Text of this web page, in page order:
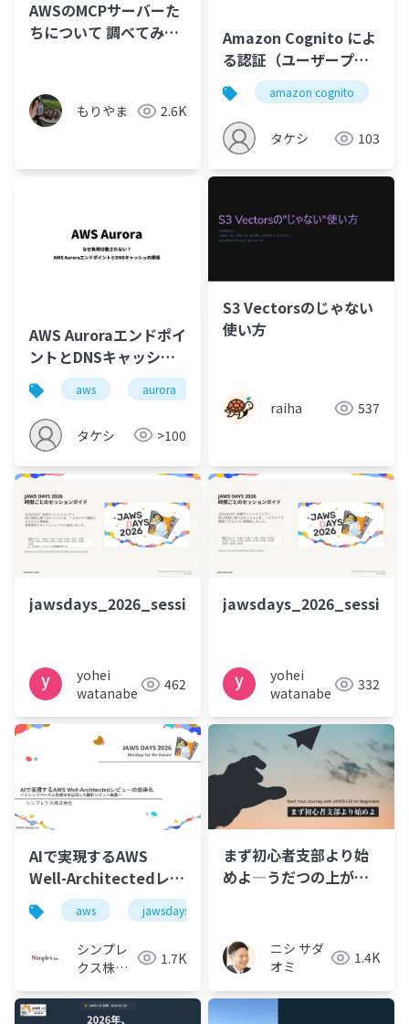
AWSのMCPサーバーた
ちについて 調べてみ
もりやま 2.6K
Amazon Cognito によ
る認証（ユーザープー
ル）と認可（IDプー
ル）の統合設計
amazon cognito
タケシ 103
AWS Auroraエンドポイ
ントとDNSキャッシュ
の関係 aws aurora
タケシ >100
S3 Vectorsのじゃない
使い方
raiha 537
yohei
watanabe
462
yohei
watanabe
332
AIで実現するAWS
Well-Architectedレビ
ューの効率化～ナレッ
ジベースと生成AIを活
用した設計レビュー実
践～
aws jawsdays2026
シンプレ
クス株式
1.7K
まず初心者支部より始
めよ―うだつの上がら
運営に至るまでの実話
―
ニシ サダ
オミ
1.4K